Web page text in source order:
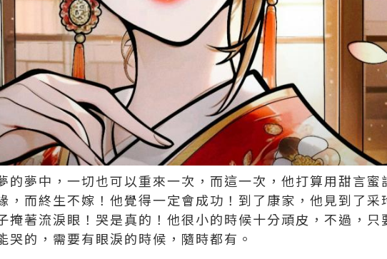
的夢中，一切也可以重來一次，而這一次，他打算用甜言蜜
，而終生不嫁！他覺得一定會成功！到了康家，他見到了采
掩著流淚眼！哭是真的！他很小的時候十分頑皮，不過，只
哭的，需要有眼淚的時候，隨時都有。